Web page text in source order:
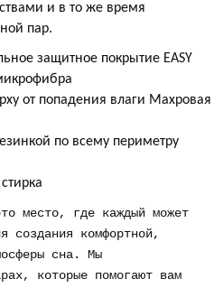
и в то же время
пар.
защитное покрытие EASY
от попадения влаги Махровая
по всему периметру
место, где каждый может
создания комфортной,
сна. Мы
которые помогают вам